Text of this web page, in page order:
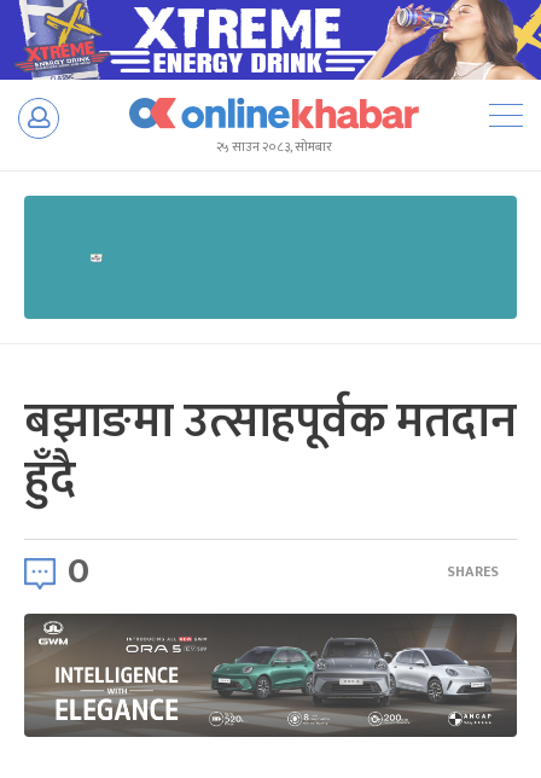
Skip
२५ साउन २०८३, सोमबार
बझाङमा उत्साहपूर्वक मतदान
हुँदै
0 SHARES